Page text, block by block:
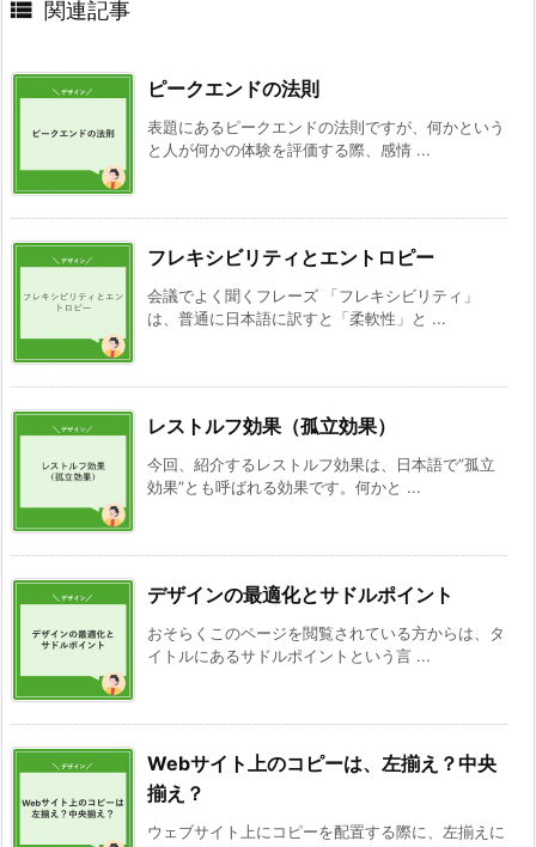
 関連記事
ピークエンドの法則
表題にあるピークエンドの法則ですが、何かという
と人が何かの体験を評価する際、感情 ...
フレキシビリティとエントロピー
会議でよく聞くフレーズ 「フレキシビリティ」
は、普通に日本語に訳すと「柔軟性」と ...
レストルフ効果（孤立効果）
今回、紹介するレストルフ効果は、日本語で”孤立
効果”とも呼ばれる効果です。何かと ...
デザインの最適化とサドルポイント
おそらくこのページを閲覧されている方からは、タ
イトルにあるサドルポイントという言 ...
Webサイト上のコピーは、左揃え？中央
揃え？
ウェブサイト上にコピーを配置する際に、左揃えに